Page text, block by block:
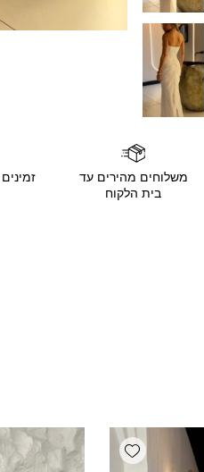
משלוחים מהירים עד
בית הלקוח
Add wishlist